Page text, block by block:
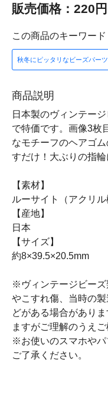
販売価格：220
この商品のキーワード
秋冬にピッタリなビーズパーツ
商品説明
日本製のヴィンテー
で特価です。画像3枚
なモチーフのヘアゴ
すだけ！大ぶりの指
【素材】
ルーサイト（アクリル
【産地】
日本
【サイズ】
約8×39.5×20.5mm
※ヴィンテージビー
やこすれ傷、当時の
どがある場合があり
ますがご理解のうえご
※お使いのスマホやパ
ご了承ください。